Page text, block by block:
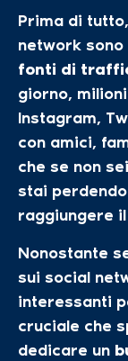
Prima di
network
fonti di
giorno,
Instagram,
con amici,
che se non
stai
raggiungere
Nonostante
sui social
interessanti
cruciale che
dedicare un